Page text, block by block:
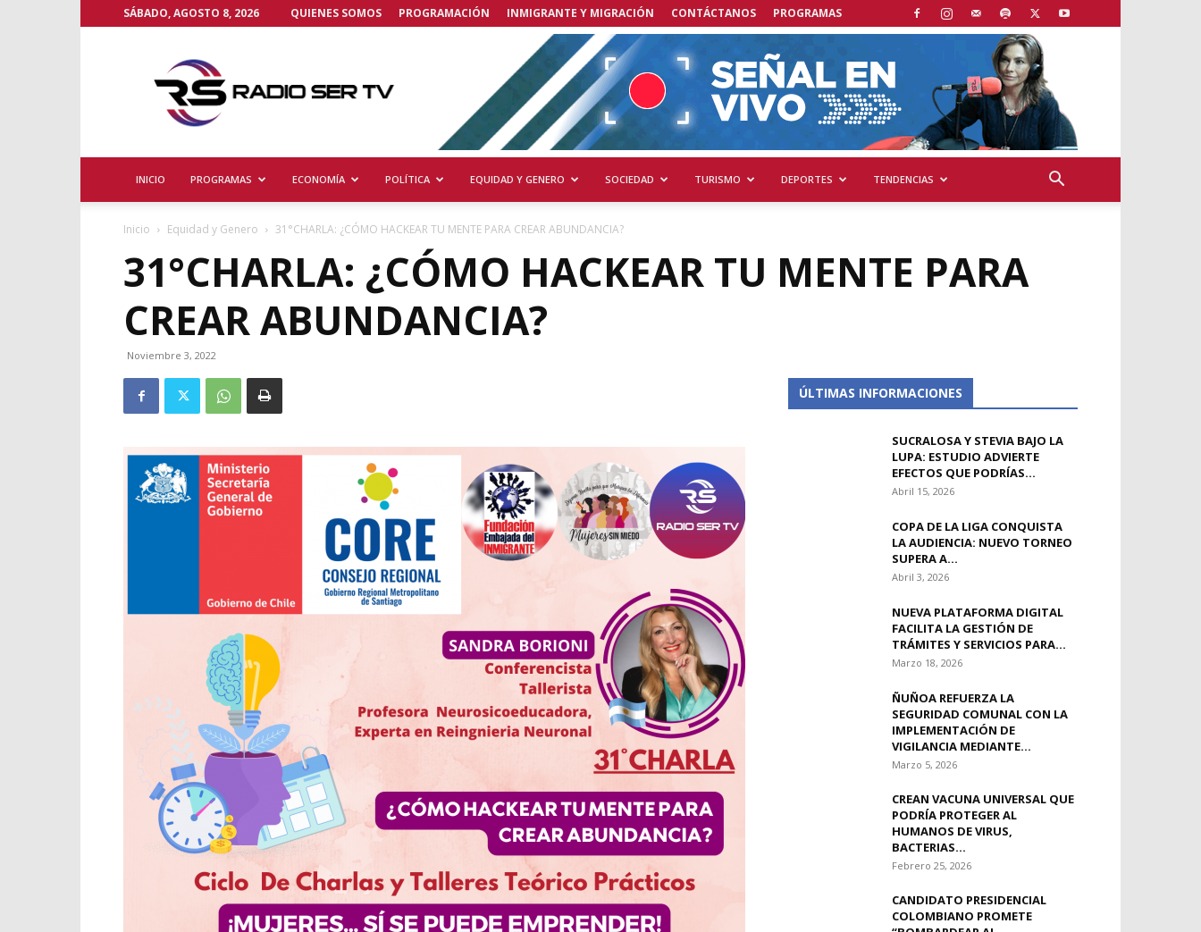
SÁBADO, AGOSTO 8, 2026 QUIENES SOMOS PROGRAMACIÓN INMIGRANTE Y MIGRACIÓN CONTÁCTANOS PROGRAMAS
TV
INICIO PROGRAMAS ECONOMÍA POLÍTICA EQUIDAD Y GENERO SOCIEDAD TURISMO DEPORTES TENDENCIAS
Inicio Equidad y Genero 31°CHARLA: ¿CÓMO HACKEAR TU MENTE PARA CREAR ABUNDANCIA?
31°CHARLA: ¿CÓMO HACKEAR TU MENTE PARA
CREAR ABUNDANCIA?
Noviembre 3, 2022
ÚLTIMAS INFORMACIONES
SUCRALOSA Y STEVIA BAJO LA
LUPA: ESTUDIO ADVIERTE
EFECTOS QUE PODRÍAS...
Abril 15, 2026
COPA DE LA LIGA CONQUISTA
LA AUDIENCIA: NUEVO TORNEO
SUPERA A...
Abril 3, 2026
NUEVA PLATAFORMA DIGITAL
FACILITA LA GESTIÓN DE
TRÁMITES Y SERVICIOS PARA...
Marzo 18, 2026
ÑUÑOA REFUERZA LA
SEGURIDAD COMUNAL CON LA
IMPLEMENTACIÓN DE
VIGILANCIA MEDIANTE...
Marzo 5, 2026
CREAN VACUNA UNIVERSAL QUE
PODRÍA PROTEGER AL
HUMANOS DE VIRUS,
BACTERIAS...
Febrero 25, 2026
CANDIDATO PRESIDENCIAL
COLOMBIANO PROMETE